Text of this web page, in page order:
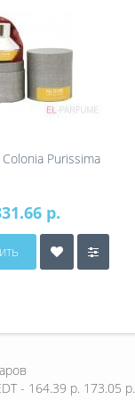
Purissima
р.
- 164.39 р. 173.05 р.